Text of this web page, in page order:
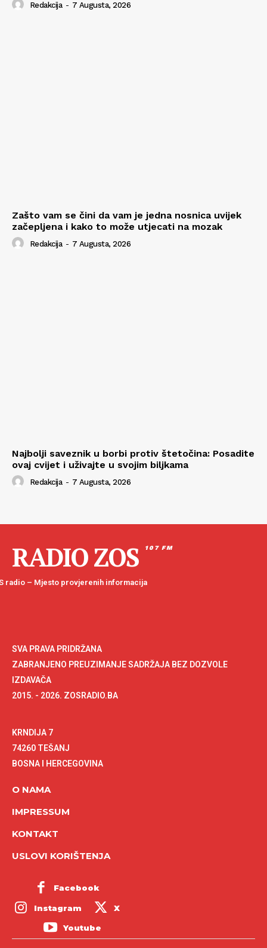
Redakcija - 7 Augusta, 2026
Zašto vam se čini da vam je jedna nosnica uvijek
začepljena i kako to može utjecati na mozak
Redakcija - 7 Augusta, 2026
Najbolji saveznik u borbi protiv štetočina: Posadite
ovaj cvijet i uživajte u svojim biljkama
Redakcija - 7 Augusta, 2026
RADIO ZOS 107 FM
radio – Mjesto provjerenih informacija
SVA PRAVA PRIDRŽANA
ZABRANJENO PREUZIMANJE SADRŽAJA BEZ DOZVOLE
IZDAVAČA
2015. - 2026. ZOSRADIO.BA
KRNDIJA 7
74260 TEŠANJ
BOSNA I HERCEGOVINA
O NAMA
IMPRESSUM
KONTAKT
USLOVI KORIŠTENJA
Facebook
Instagram X
Youtube